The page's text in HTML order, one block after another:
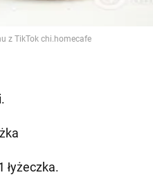
łyżeczka.